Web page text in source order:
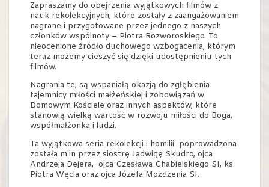
Zapraszamy do obejrzenia wyjątkowych filmów z
nauk rekolekcyjnych, które zostały z zaangażowaniem
nagrane i przygotowane przez jednego z naszych
członków wspólnoty – Piotra Rozworoskiego. To
nieocenione źródło duchowego wzbogacenia, którym
teraz możemy cieszyć się dzięki udostępnieniu tych
filmów.
Nagrania te, są wspaniałą okazją do zgłębienia
tajemnicy miłości małżeńskiej i zobowiązań w
Domowym Kościele oraz innych aspektów, które
stanowią wielką wartość w rozwoju miłości do Boga,
współmałżonka i ludzi.
Ta wyjątkowa seria rekolekcji i homilii poprowadzona
została m.in przez siostrę Jadwigę Skudro, ojca
Andrzeja Dejera, ojca Czesława Chabielskiego SI, ks.
Piotra Węcla oraz ojca Józefa Możdżenia SI.